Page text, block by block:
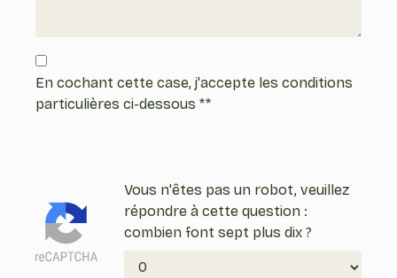
En cochant cette case, j'accepte les conditions
particulières ci-dessous **
Vous n'êtes pas un robot, veuillez
répondre à cette question :
combien font sept plus dix ?